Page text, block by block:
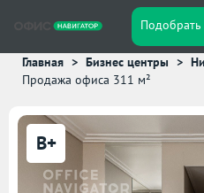
Главная Бизнес центры
Продажа офиса 311 м²
B+